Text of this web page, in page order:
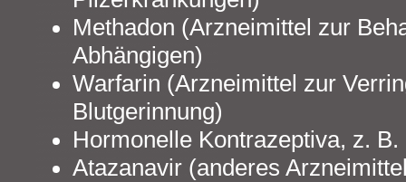
Methadon (Arzneimittel zur
Abhängigen)
Warfarin (Arzneimittel zur
Blutgerinnung)
Hormonelle Kontrazeptiva, z. B.
Atazanavir (anderes